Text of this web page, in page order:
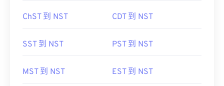
ChST 到 NST CDT 到 NST
SST 到 NST PST 到 NST
MST 到 NST EST 到 NST